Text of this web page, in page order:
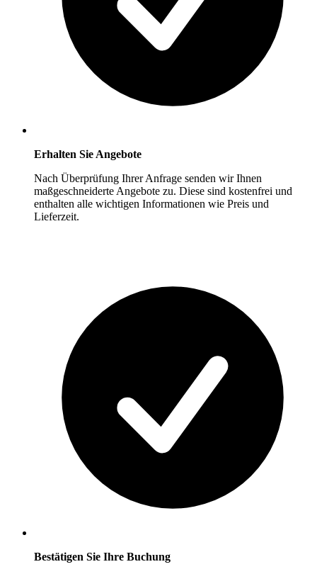
Erhalten Sie Angebote
Nach Überprüfung Ihrer Anfrage senden wir Ihnen
maßgeschneiderte Angebote zu. Diese sind kostenfrei und
enthalten alle wichtigen Informationen wie Preis und
Lieferzeit.
Bestätigen Sie Ihre Buchung